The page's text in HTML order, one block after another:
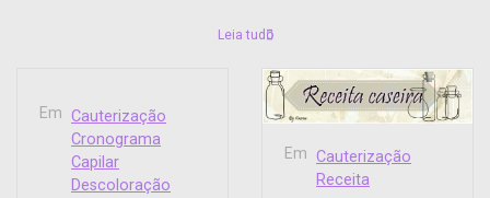
Leia tudo
Em Cauterização
Cronograma
Capilar
Descoloração
Em Cauterização
Receita